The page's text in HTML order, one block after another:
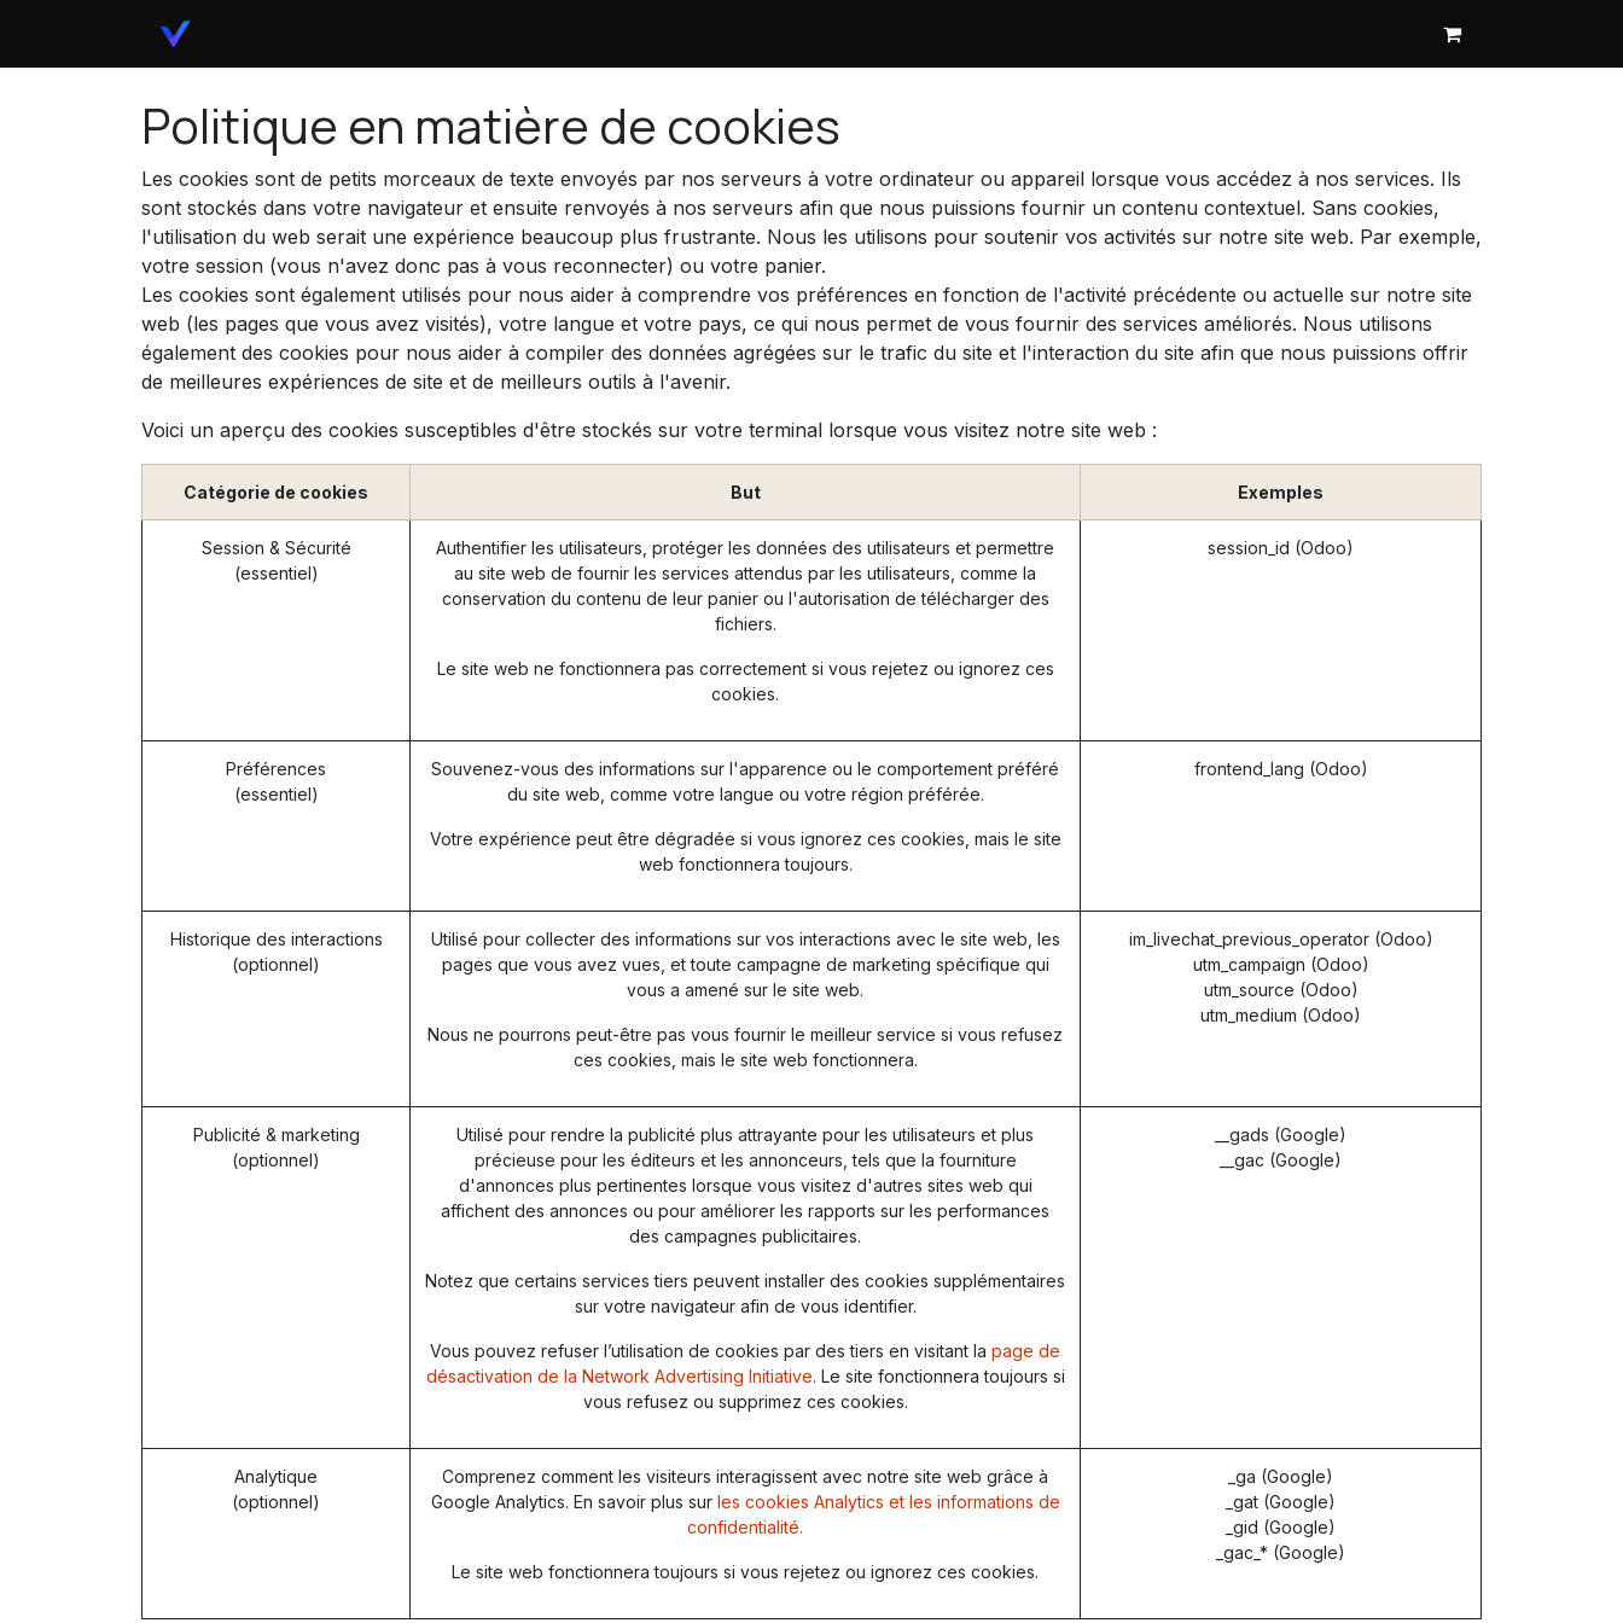
Politique en matière de cookies
Les cookies sont de petits morceaux de texte envoyés par nos serveurs à votre ordinateur ou appareil lorsque vous accédez à nos services. Ils
sont stockés dans votre navigateur et ensuite renvoyés à nos serveurs afin que nous puissions fournir un contenu contextuel. Sans cookies,
l'utilisation du web serait une expérience beaucoup plus frustrante. Nous les utilisons pour soutenir vos activités sur notre site web. Par exemple,
votre session (vous n'avez donc pas à vous reconnecter) ou votre panier.
Les cookies sont également utilisés pour nous aider à comprendre vos préférences en fonction de l'activité précédente ou actuelle sur notre site
web (les pages que vous avez visités), votre langue et votre pays, ce qui nous permet de vous fournir des services améliorés. Nous utilisons
également des cookies pour nous aider à compiler des données agrégées sur le trafic du site et l'interaction du site afin que nous puissions offrir
de meilleures expériences de site et de meilleurs outils à l'avenir.
Voici un aperçu des cookies susceptibles d'être stockés sur votre terminal lorsque vous visitez notre site web :
Catégorie de cookies But Exemples
Session & Sécurité
(essentiel)
Authentifier les utilisateurs, protéger les données des utilisateurs et permettre
au site web de fournir les services attendus par les utilisateurs, comme la
conservation du contenu de leur panier ou l'autorisation de télécharger des
fichiers.
Le site web ne fonctionnera pas correctement si vous rejetez ou ignorez ces
cookies.
session_id (Odoo)
Préférences
(essentiel)
Souvenez-vous des informations sur l'apparence ou le comportement préféré
du site web, comme votre langue ou votre région préférée.
Votre expérience peut être dégradée si vous ignorez ces cookies, mais le site
web fonctionnera toujours.
frontend_lang (Odoo)
Historique des interactions
(optionnel)
Utilisé pour collecter des informations sur vos interactions avec le site web, les
pages que vous avez vues, et toute campagne de marketing spécifique qui
vous a amené sur le site web.
Nous ne pourrons peut-être pas vous fournir le meilleur service si vous refusez
ces cookies, mais le site web fonctionnera.
im_livechat_previous_operator (Odoo)
utm_campaign (Odoo)
utm_source (Odoo)
utm_medium (Odoo)
Publicité & marketing
(optionnel)
Utilisé pour rendre la publicité plus attrayante pour les utilisateurs et plus
précieuse pour les éditeurs et les annonceurs, tels que la fourniture
d'annonces plus pertinentes lorsque vous visitez d'autres sites web qui
affichent des annonces ou pour améliorer les rapports sur les performances
des campagnes publicitaires.
Notez que certains services tiers peuvent installer des cookies supplémentaires
sur votre navigateur afin de vous identifier.
Vous pouvez refuser l’utilisation de cookies par des tiers en visitant la page de
désactivation de la Network Advertising Initiative. Le site fonctionnera toujours si
vous refusez ou supprimez ces cookies.
__gads (Google)
__gac (Google)
Analytique
(optionnel)
Comprenez comment les visiteurs interagissent avec notre site web grâce à
Google Analytics. En savoir plus sur les cookies Analytics et les informations de
confidentialité.
Le site web fonctionnera toujours si vous rejetez ou ignorez ces cookies.
_ga (Google)
_gat (Google)
_gid (Google)
_gac_* (Google)